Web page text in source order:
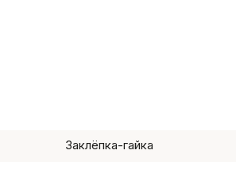
Заклёпка-гайка